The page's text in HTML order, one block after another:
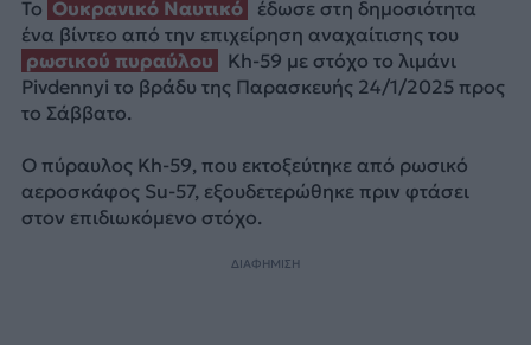
Το Ουκρανικό Ναυτικό
έδωσε στη δημοσιότητα
ένα βίντεο από την επιχείρηση αναχαίτισης του
ρωσικού πυραύλου
Kh-59 με στόχο το λιμάνι
Pivdennyi το βράδυ της Παρασκευής 24/1/2025 προς
το Σάββατο.
Ο πύραυλος Kh-59, που εκτοξεύτηκε από ρωσικό
αεροσκάφος Su-57, εξουδετερώθηκε πριν φτάσει
στον επιδιωκόμενο στόχο.
ΔΙΑΦΗΜΙΣΗ